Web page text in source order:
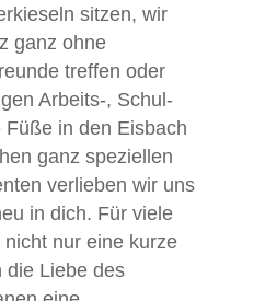
sitzen, wir
ganz ohne
treffen oder
Arbeits-, Schul-
in den Eisbach
ganz speziellen
verlieben wir uns
in dich. Für viele
nur eine kurze
die Liebe des